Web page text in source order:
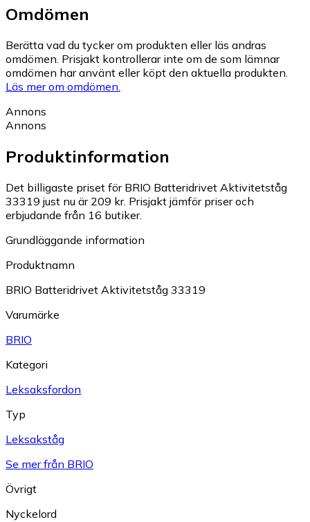
Omdömen
Berätta vad du tycker om produkten eller läs andras
omdömen. Prisjakt kontrollerar inte om de som lämnar
omdömen har använt eller köpt den aktuella produkten.
Läs mer om omdömen.
Annons
Annons
Produktinformation
Det billigaste priset för BRIO Batteridrivet Aktivitetståg
33319 just nu är 209 kr. Prisjakt jämför priser och
erbjudande från 16 butiker.
Grundläggande information
Produktnamn
BRIO Batteridrivet Aktivitetståg 33319
Varumärke
BRIO
Kategori
Leksaksfordon
Typ
Leksakståg
Se mer från BRIO
Övrigt
Nyckelord